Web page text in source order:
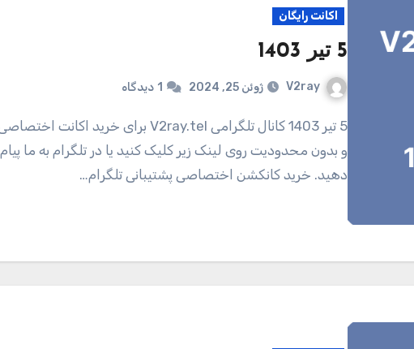
اکانت رایگان
5 تیر 1403
V2ray ژوئن 25, 2024 1 دیدگاه
5 تیر 1403 کانال تلگرامی V2ray.tel برای خرید اکانت اختصاصی
و بدون محدودیت روی لینک زیر کلیک کنید یا در تلگرام به ما پیام
دهید. خرید کانکشن اختصاصی پشتیبانی تلگرام…